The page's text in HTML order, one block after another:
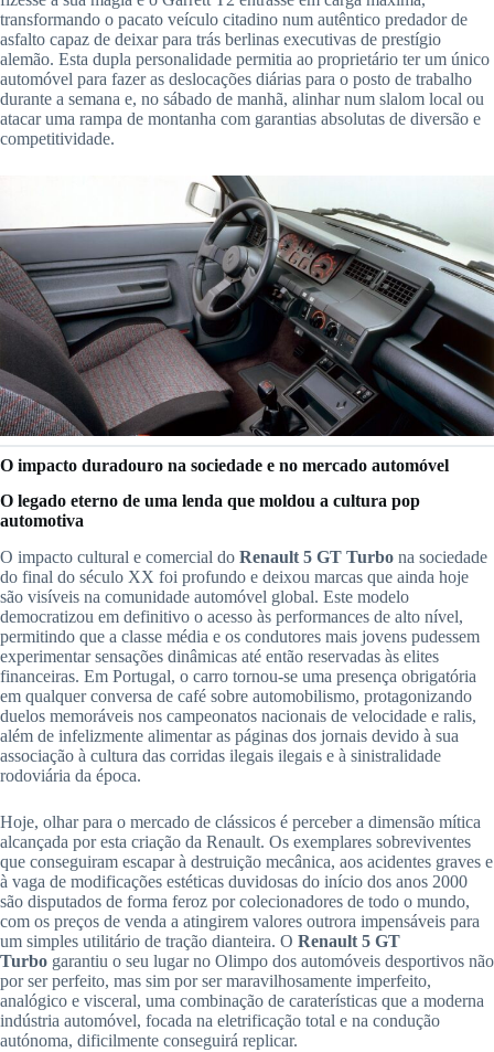
transformando o pacato veículo citadino num autêntico predador de
asfalto capaz de deixar para trás berlinas executivas de prestígio
alemão. Esta dupla personalidade permitia ao proprietário ter um único
automóvel para fazer as deslocações diárias para o posto de trabalho
durante a semana e, no sábado de manhã, alinhar num slalom local ou
atacar uma rampa de montanha com garantias absolutas de diversão e
competitividade.
O impacto duradouro na sociedade e no mercado automóvel
O legado eterno de uma lenda que moldou a cultura pop
automotiva
O impacto cultural e comercial do Renault 5 GT Turbo na sociedade
do final do século XX foi profundo e deixou marcas que ainda hoje
são visíveis na comunidade automóvel global. Este modelo
democratizou em definitivo o acesso às performances de alto nível,
permitindo que a classe média e os condutores mais jovens pudessem
experimentar sensações dinâmicas até então reservadas às elites
financeiras. Em Portugal, o carro tornou-se uma presença obrigatória
em qualquer conversa de café sobre automobilismo, protagonizando
duelos memoráveis nos campeonatos nacionais de velocidade e ralis,
além de infelizmente alimentar as páginas dos jornais devido à sua
associação à cultura das corridas ilegais ilegais e à sinistralidade
rodoviária da época.
Hoje, olhar para o mercado de clássicos é perceber a dimensão mítica
alcançada por esta criação da Renault. Os exemplares sobreviventes
que conseguiram escapar à destruição mecânica, aos acidentes graves e
à vaga de modificações estéticas duvidosas do início dos anos 2000
são disputados de forma feroz por colecionadores de todo o mundo,
com os preços de venda a atingirem valores outrora impensáveis para
um simples utilitário de tração dianteira. O Renault 5 GT
Turbo garantiu o seu lugar no Olimpo dos automóveis desportivos não
por ser perfeito, mas sim por ser maravilhosamente imperfeito,
analógico e visceral, uma combinação de caraterísticas que a moderna
indústria automóvel, focada na eletrificação total e na condução
autónoma, dificilmente conseguirá replicar.